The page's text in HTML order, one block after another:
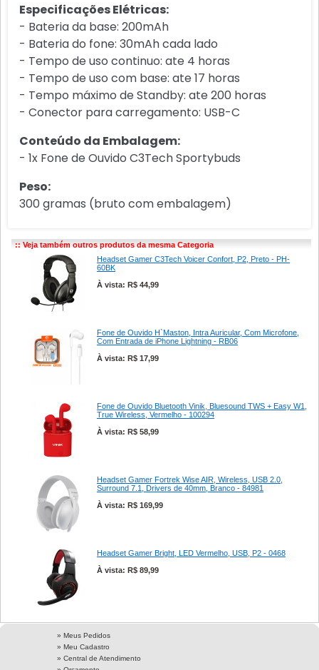
Especificações Elétricas:
- Bateria da base: 200mAh
- Bateria do fone: 30mAh cada lado
- Tempo de uso continuo: ate 4 horas
- Tempo de uso com base: ate 17 horas
- Tempo máximo de Standby: ate 200 horas
- Conector para carregamento: USB-C
Conteúdo da Embalagem:
- 1x Fone de Ouvido C3Tech Sportybuds
Peso:
300 gramas (bruto com embalagem)
:: Veja também outros produtos da mesma Categoria
Headset Gamer C3Tech Voicer Confort, P2, Preto - PH-
60BK
À vista: R$ 44,99
Fone de Ouvido H`Maston, Intra Auricular, Com Microfone,
Com Entrada de iPhone Lightning - RB06
À vista: R$ 17,99
Fone de Ouvido Bluetooth Vinik, Bluesound TWS + Easy W1,
True Wireless, Vermelho - 100294
À vista: R$ 58,99
Headset Gamer Fortrek Wise AIR, Wireless, USB 2.0,
Surround 7.1, Drivers de 40mm, Branco - 84981
À vista: R$ 169,99
Headset Gamer Bright, LED Vermelho, USB, P2 - 0468
À vista: R$ 89,99
» Meus Pedidos
» Meu Cadastro
» Central de Atendimento